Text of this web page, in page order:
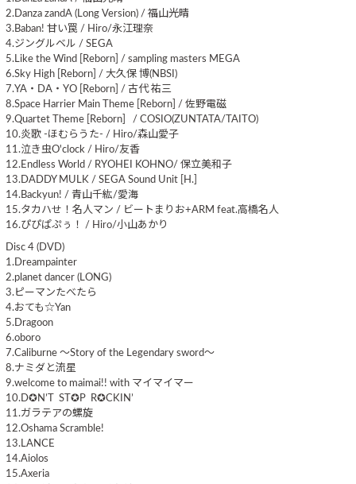
2.Danza zandA (Long Version) / 福山光晴
3.Baban! 甘い罠 / Hiro/永江理奈
4.ジングルベル / SEGA
5.Like the Wind [Reborn] / sampling masters MEGA
6.Sky High [Reborn] / 大久保 博(NBSI)
7.YA・DA・YO [Reborn] / 古代 祐三
8.Space Harrier Main Theme [Reborn] / 佐野電磁
9.Quartet Theme [Reborn] / COSIO(ZUNTATA/TAITO)
10.炎歌 -ほむらうた- / Hiro/森山愛子
11.泣き虫O'clock / Hiro/友香
12.Endless World / RYOHEI KOHNO/ 保立美和子
13.DADDY MULK / SEGA Sound Unit [H.]
14.Backyun! / 青山千紘/愛海
15.タカハせ！名人マン / ビートまりお+ARM feat.高橋名人
16.ぴぴぱぷぅ！ / Hiro/小山あかり
Disc 4 (DVD)
1.Dreampainter
2.planet dancer (LONG)
3.ピーマンたべたら
4.おても☆Yan
5.Dragoon
6.oboro
7.Caliburne ～Story of the Legendary sword～
8.ナミダと流星
9.welcome to maimai!! with マイマイマー
10.D✪N’T ST✪P R✪CKIN’
11.ガラテアの螺旋
12.Oshama Scramble!
13.LANCE
14.Aiolos
15.Axeria